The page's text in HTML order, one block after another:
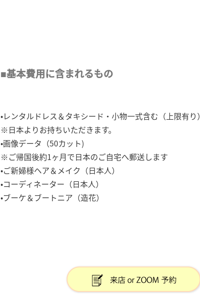
■基本費用に含まれるもの
•レンタルドレス＆タキシード・小物一式含む（上限有り）
※日本よりお持ちいただきます。
•画像データ（50カット)
※ご帰国後約1ヶ月で日本のご自宅へ郵送します
•ご新婦様ヘア＆メイク（日本人）
•コーディネーター（日本人）
•ブーケ＆ブートニア（造花）